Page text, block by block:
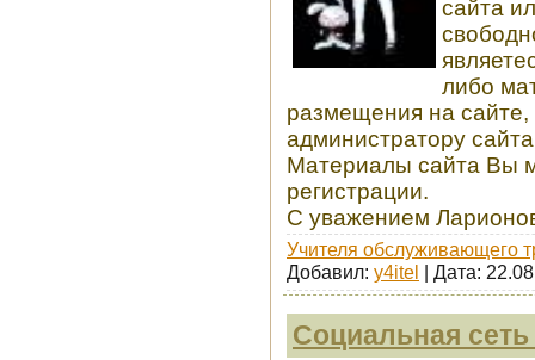
сайта
либо
размещения на сайте,
администратору
Материалы сайта Вы
регистрации.
С уважением
Учителя обслуживающего
Добавил: y4itel | Дата:
Социальная